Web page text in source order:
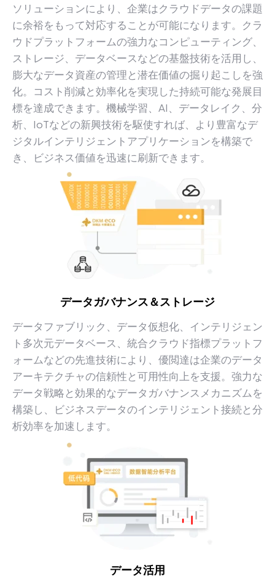
ソリューションにより、企業はクラウドデータの課題
に余裕をもって対応することが可能になります。クラ
ウドプラットフォームの強力なコンピューティング、
ストレージ、データベースなどの基盤技術を活用し、
膨大なデータ資産の管理と潜在価値の掘り起こしを強
化。コスト削減と効率化を実現した持続可能な発展目
標を達成できます。機械学習、AI、データレイク、分
析、IoTなどの新興技術を駆使すれば、より豊富なデ
ジタルインテリジェントアプリケーションを構築で
き、ビジネス価値を迅速に刷新できます。
データガバナンス＆ストレージ
データファブリック、データ仮想化、インテリジェン
ト多次元データベース、統合クラウド指標プラットフ
ォームなどの先進技術により、優閲達は企業のデータ
アーキテクチャの信頼性と可用性向上を支援。強力な
データ戦略と効果的なデータガバナンスメカニズムを
構築し、ビジネスデータのインテリジェント接続と分
析効率を加速します。
データ活用